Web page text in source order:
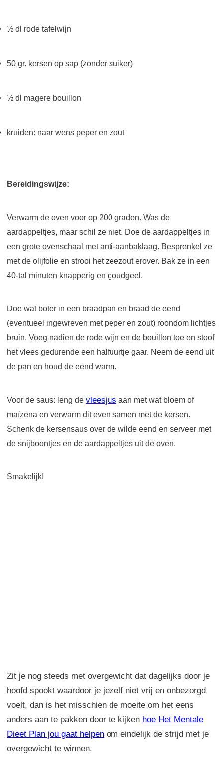
½ dl rode tafelwijn
50 gr. kersen op sap (zonder suiker)
½ dl magere bouillon
kruiden: naar wens peper en zout
Bereidingswijze:
Verwarm de oven voor op 200 graden. Was de
aardappeltjes, maar schil ze niet. Doe de aardappeltjes in
een grote ovenschaal met anti-aanbaklaag. Besprenkel ze
met de olijfolie en strooi het zeezout erover. Bak ze in een
40-tal minuten knapperig en goudgeel.
Doe wat boter in een braadpan en braad de eend
(eventueel ingewreven met peper en zout) roondom lichtjes
bruin. Voeg nadien de rode wijn en de bouillon toe en stoof
het vlees gedurende een halfuurtje gaar. Neem de eend uit
de pan en houd de eend warm.
Voor de saus: leng de vleesjus aan met wat bloem of
maïzena en verwarm dit even samen met de kersen.
Schenk de kersensaus over de wilde eend en serveer met
de snijboontjes en de aardappeltjes uit de oven.
Smakelijk!
Zit je nog steeds met overgewicht dat dagelijks door je
hoofd spookt waardoor je jezelf niet vrij en onbezorgd
voelt, dan is het misschien de moeite om het eens
anders aan te pakken door te kijken hoe Het Mentale
Dieet Plan jou gaat helpen om eindelijk de strijd met je
overgewicht te winnen.